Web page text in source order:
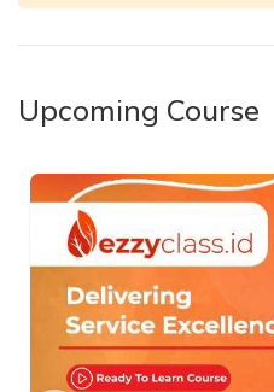
Upcoming Course